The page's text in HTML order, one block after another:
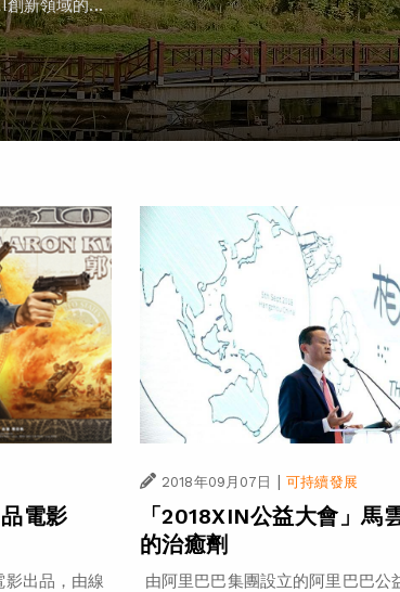
創新領域的...
電影
出品，由線
2018年09月07日 | 可持續發展
「2018XIN公益大會」馬
的治癒劑
由阿里巴巴集團設立的阿里巴巴公